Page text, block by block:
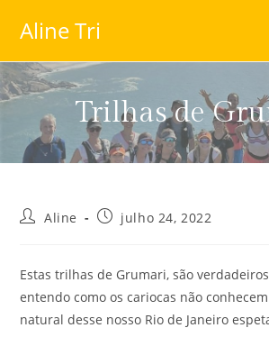
Aline Tri
Trilhas de
Aline julho 24, 2022
Estas trilhas de Grumari, são
entendo como os cariocas não
natural desse nosso Rio de Janeiro